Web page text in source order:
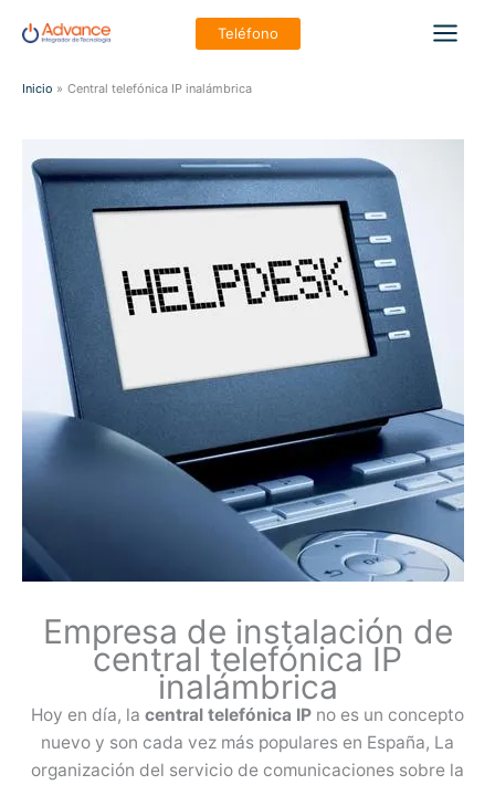
Teléfono
Inicio Central telefónica IP inalámbrica
Empresa de instalación de
central telefónica IP
inalámbrica
Hoy en día, la central telefónica IP no es un concepto
nuevo y son cada vez más populares en España, La
organización del servicio de comunicaciones sobre la